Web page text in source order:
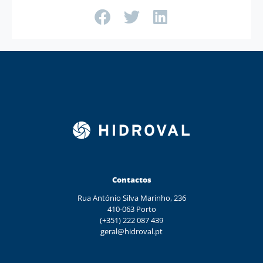
Contactos
Rua António Silva Marinho, 236
410-063 Porto
(+351) 222 087 439
geral@hidroval.pt